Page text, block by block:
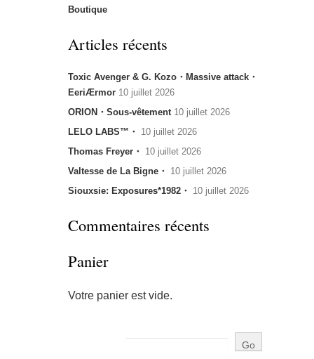
Boutique
Articles récents
Toxic Avenger & G. Kozo・Massive attack・
EeriÆrmor 10 juillet 2026
ORION・Sous-vêtement 10 juillet 2026
LELO LABS™・ 10 juillet 2026
Thomas Freyer・ 10 juillet 2026
Valtesse de La Bigne・ 10 juillet 2026
Siouxsie: Exposures*1982・ 10 juillet 2026
Commentaires récents
Panier
Votre panier est vide.